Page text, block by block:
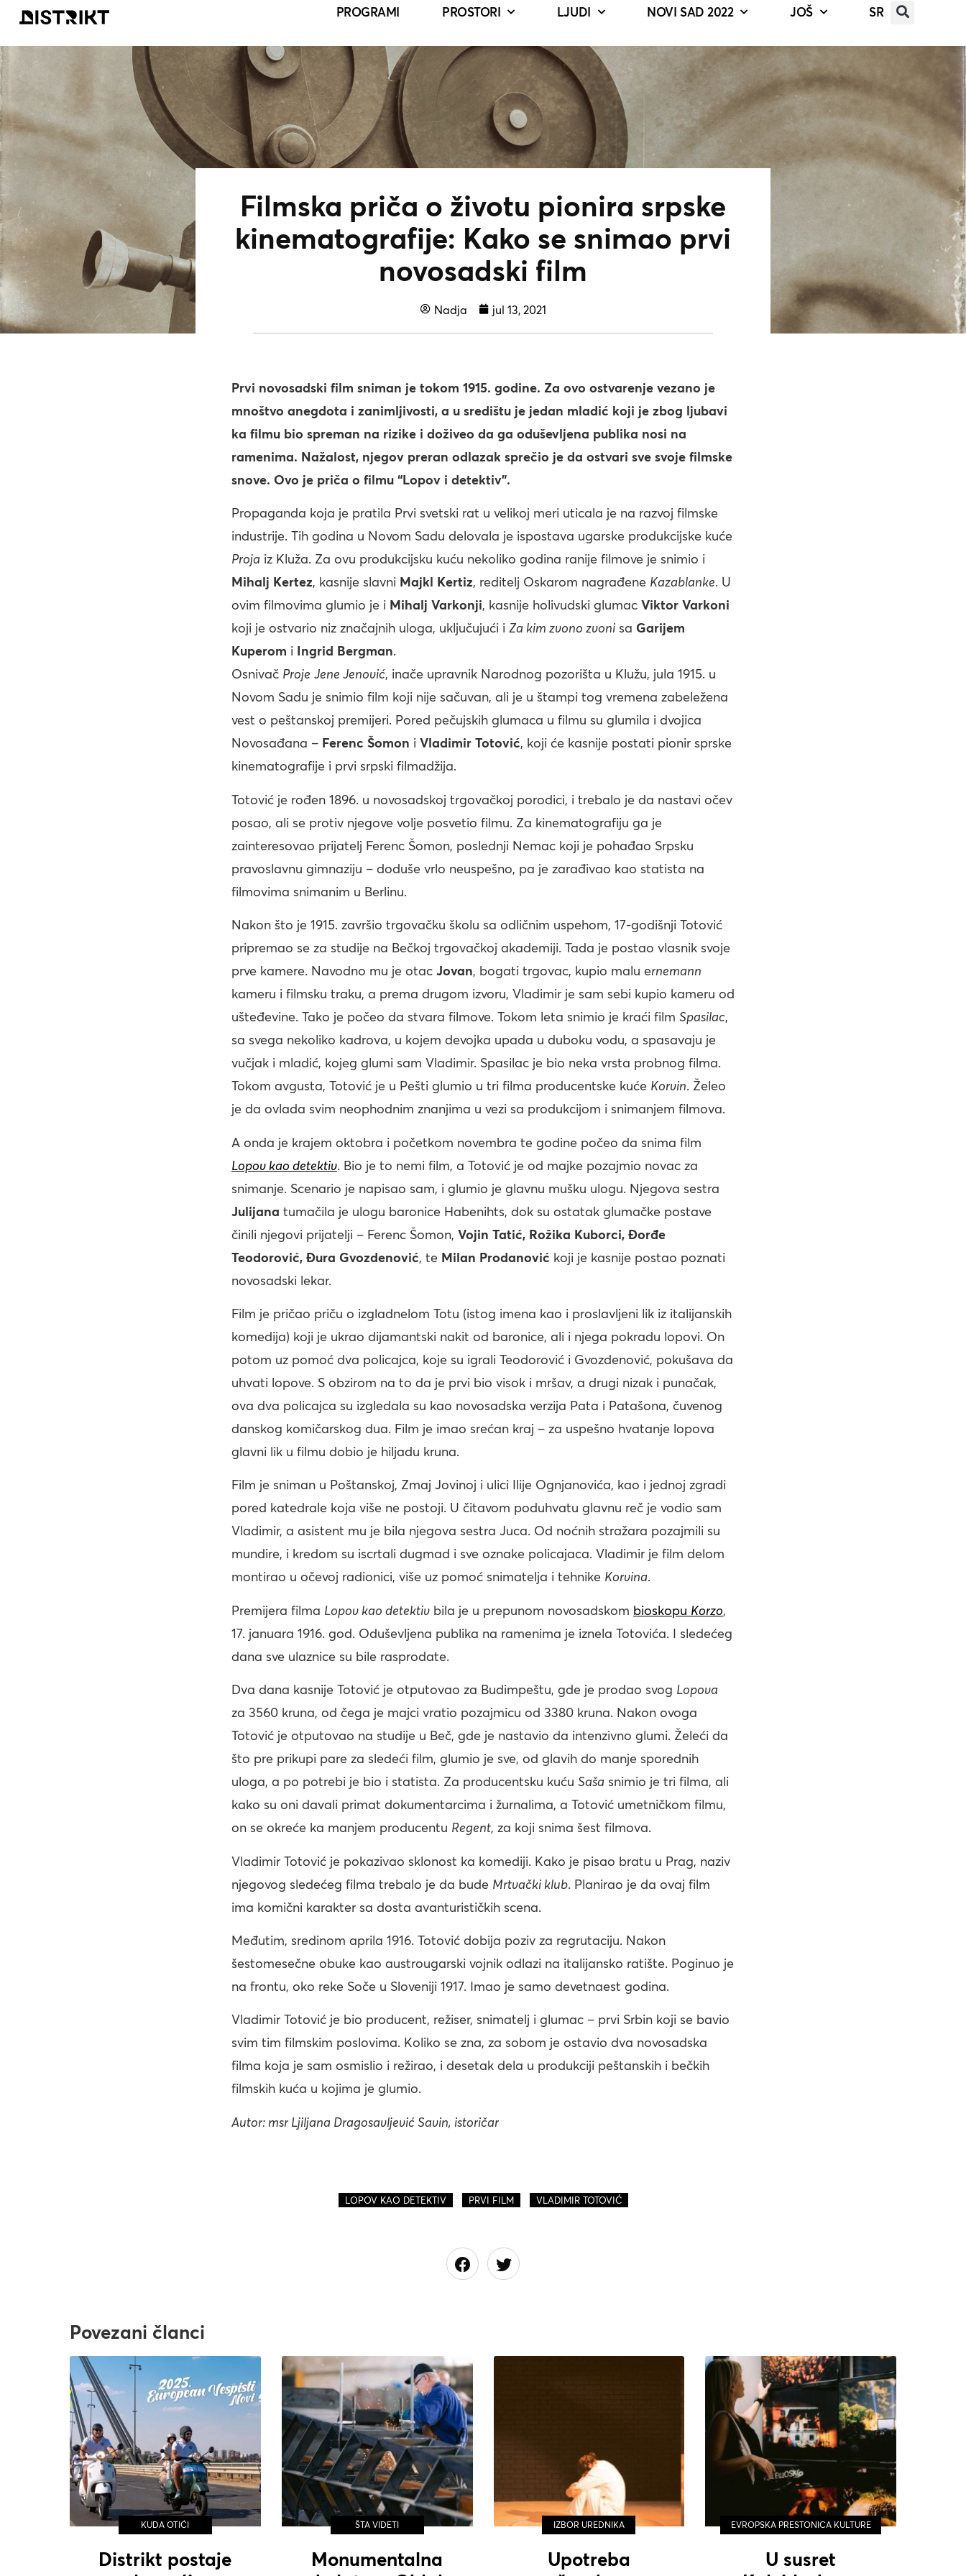
PROGRAMI PROSTORI LJUDI NOVI SAD 2022 JOŠ SR
Filmska priča o životu pionira srpske
kinematografije: Kako se snimao prvi
novosadski film
Nadja jul 13, 2021
Prvi novosadski film sniman je tokom 1915. godine. Za ovo ostvarenje vezano je
mnoštvo anegdota i zanimljivosti, a u središtu je jedan mladić koji je zbog ljubavi
ka filmu bio spreman na rizike i doživeo da ga oduševljena publika nosi na
ramenima. Nažalost, njegov preran odlazak sprečio je da ostvari sve svoje filmske
snove. Ovo je priča o filmu “Lopov i detektiv”.
Propaganda koja je pratila Prvi svetski rat u velikoj meri uticala je na razvoj filmske
industrije. Tih godina u Novom Sadu delovala je ispostava ugarske produkcijske kuće
Proja iz Kluža. Za ovu produkcijsku kuću nekoliko godina ranije filmove je snimio i
Mihalj Kertez, kasnije slavni Majkl Kertiz, reditelj Oskarom nagrađene Kazablanke. U
ovim filmovima glumio je i Mihalj Varkonji, kasnije holivudski glumac Viktor Varkoni
koji je ostvario niz značajnih uloga, uključujući i Za kim zvono zvoni sa Garijem
Kuperom i Ingrid Bergman.
Osnivač Proje Jene Jenović, inače upravnik Narodnog pozorišta u Klužu, jula 1915. u
Novom Sadu je snimio film koji nije sačuvan, ali je u štampi tog vremena zabeležena
vest o peštanskoj premijeri. Pored pečujskih glumaca u filmu su glumila i dvojica
Novosađana – Ferenc Šomon i Vladimir Totović, koji će kasnije postati pionir sprske
kinematografije i prvi srpski filmadžija.
Totović je rođen 1896. u novosadskoj trgovačkoj porodici, i trebalo je da nastavi očev
posao, ali se protiv njegove volje posvetio filmu. Za kinematografiju ga je
zainteresovao prijatelj Ferenc Šomon, poslednji Nemac koji je pohađao Srpsku
pravoslavnu gimnaziju – doduše vrlo neuspešno, pa je zarađivao kao statista na
filmovima snimanim u Berlinu.
Nakon što je 1915. završio trgovačku školu sa odličnim uspehom, 17-godišnji Totović
pripremao se za studije na Bečkoj trgovačkoj akademiji. Tada je postao vlasnik svoje
prve kamere. Navodno mu je otac Jovan, bogati trgovac, kupio malu ernemann
kameru i filmsku traku, a prema drugom izvoru, Vladimir je sam sebi kupio kameru od
ušteđevine. Tako je počeo da stvara filmove. Tokom leta snimio je kraći film Spasilac,
sa svega nekoliko kadrova, u kojem devojka upada u duboku vodu, a spasavaju je
vučjak i mladić, kojeg glumi sam Vladimir. Spasilac je bio neka vrsta probnog filma.
Tokom avgusta, Totović je u Pešti glumio u tri filma producentske kuće Korvin. Želeo
je da ovlada svim neophodnim znanjima u vezi sa produkcijom i snimanjem filmova.
A onda je krajem oktobra i početkom novembra te godine počeo da snima film
Lopov kao detektiv. Bio je to nemi film, a Totović je od majke pozajmio novac za
snimanje. Scenario je napisao sam, i glumio je glavnu mušku ulogu. Njegova sestra
Julijana tumačila je ulogu baronice Habenihts, dok su ostatak glumačke postave
činili njegovi prijatelji – Ferenc Šomon, Vojin Tatić, Rožika Kuborci, Đorđe
Teodorović, Đura Gvozdenović, te Milan Prodanović koji je kasnije postao poznati
novosadski lekar.
Film je pričao priču o izgladnelom Totu (istog imena kao i proslavljeni lik iz italijanskih
komedija) koji je ukrao dijamantski nakit od baronice, ali i njega pokradu lopovi. On
potom uz pomoć dva policajca, koje su igrali Teodorović i Gvozdenović, pokušava da
uhvati lopove. S obzirom na to da je prvi bio visok i mršav, a drugi nizak i punačak,
ova dva policajca su izgledala su kao novosadska verzija Pata i Patašona, čuvenog
danskog komičarskog dua. Film je imao srećan kraj – za uspešno hvatanje lopova
glavni lik u filmu dobio je hiljadu kruna.
Film je sniman u Poštanskoj, Zmaj Jovinoj i ulici Ilije Ognjanovića, kao i jednoj zgradi
pored katedrale koja više ne postoji. U čitavom poduhvatu glavnu reč je vodio sam
Vladimir, a asistent mu je bila njegova sestra Juca. Od noćnih stražara pozajmili su
mundire, i kredom su iscrtali dugmad i sve oznake policajaca. Vladimir je film delom
montirao u očevoj radionici, više uz pomoć snimatelja i tehnike Korvina.
Premijera filma Lopov kao detektiv bila je u prepunom novosadskom bioskopu Korzo,
17. januara 1916. god. Oduševljena publika na ramenima je iznela Totovića. I sledećeg
dana sve ulaznice su bile rasprodate.
Dva dana kasnije Totović je otputovao za Budimpeštu, gde je prodao svog Lopova
za 3560 kruna, od čega je majci vratio pozajmicu od 3380 kruna. Nakon ovoga
Totović je otputovao na studije u Beč, gde je nastavio da intenzivno glumi. Želeći da
što pre prikupi pare za sledeći film, glumio je sve, od glavih do manje sporednih
uloga, a po potrebi je bio i statista. Za producentsku kuću Saša snimio je tri filma, ali
kako su oni davali primat dokumentarcima i žurnalima, a Totović umetničkom filmu,
on se okreće ka manjem producentu Regent, za koji snima šest filmova.
Vladimir Totović je pokazivao sklonost ka komediji. Kako je pisao bratu u Prag, naziv
njegovog sledećeg filma trebalo je da bude Mrtvački klub. Planirao je da ovaj film
ima komični karakter sa dosta avanturističkih scena.
Međutim, sredinom aprila 1916. Totović dobija poziv za regrutaciju. Nakon
šestomesečne obuke kao austrougarski vojnik odlazi na italijansko ratište. Poginuo je
na frontu, oko reke Soče u Sloveniji 1917. Imao je samo devetnaest godina.
Vladimir Totović je bio producent, režiser, snimatelj i glumac – prvi Srbin koji se bavio
svim tim filmskim poslovima. Koliko se zna, za sobom je ostavio dva novosadska
filma koja je sam osmislio i režirao, i desetak dela u produkciji peštanskih i bečkih
filmskih kuća u kojima je glumio.
Autor: msr Ljiljana Dragosavljević Savin, istoričar
LOPOV KAO DETEKTIV PRVI FILM VLADIMIR TOTOVIĆ
Povezani članci
KUDA OTIĆI
Distrikt postaje
ŠTA VIDETI
Monumentalna
IZBOR UREDNIKA
Upotreba
EVROPSKA PRESTONICA KULTURE
U susret